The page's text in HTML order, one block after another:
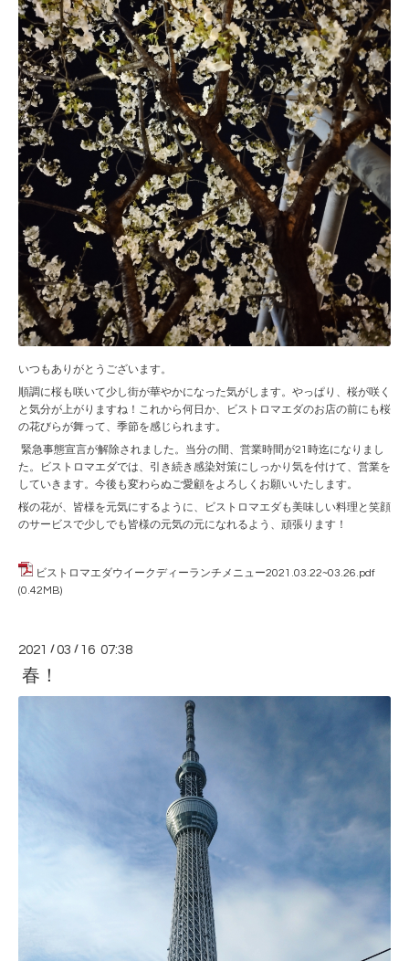
いつもありがとうございます。
順調に桜も咲いて少し街が華やかになった気がします。やっぱり、桜が咲く
と気分が上がりますね！これから何日か、ビストロマエダのお店の前にも桜
の花びらが舞って、季節を感じられます。
緊急事態宣言が解除されました。当分の間、営業時間が21時迄になりまし
た。ビストロマエダでは、引き続き感染対策にしっかり気を付けて、営業を
していきます。今後も変わらぬご愛顧をよろしくお願いいたします。
桜の花が、皆様を元気にするように、ビストロマエダも美味しい料理と笑顔
のサービスで少しでも皆様の元気の元になれるよう、頑張ります！
ビストロマエダウイークディーランチメニュー2021.03.22~03.26.pdf
(0.42MB)
2021 /03 / 16 07:38
春！